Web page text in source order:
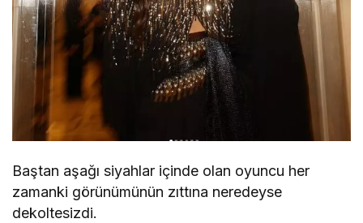
Baştan aşağı siyahlar içinde olan oyuncu her
zamanki görünümünün zıttına neredeyse
dekoltesizdi.